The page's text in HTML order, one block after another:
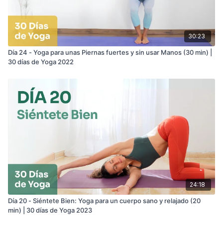
30:23
Día 24 - Yoga para unas Piernas fuertes y sin usar Manos (30 min) |
30 días de Yoga 2022
24:18
Día 20 - Siéntete Bien: Yoga para un cuerpo sano y relajado (20
min) | 30 días de Yoga 2023